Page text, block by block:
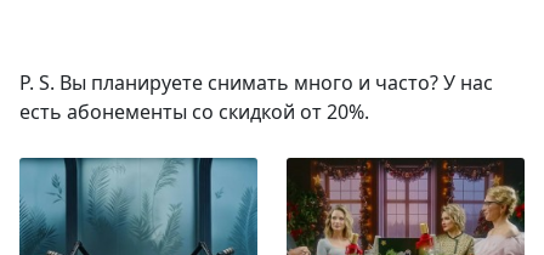
P. S. Вы планируете снимать много и часто? У нас
есть абонементы со скидкой от 20%.